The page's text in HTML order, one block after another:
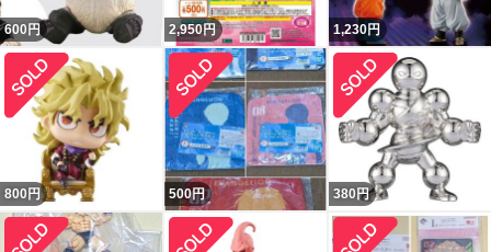
600 円 2,950円 1,230円
800 円 500円 380 円